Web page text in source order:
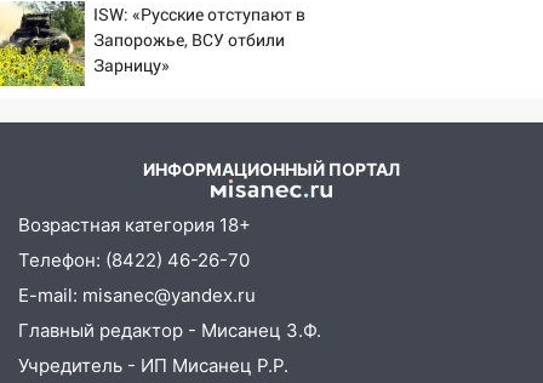
09:10
Соцсети: на Московском шоссе в
Ульяновске произошла авария
08:02
диспансеризации у 26-летнего парня
Прохладная ночь и ветреный
день: прогноз погоды в Ульяновске 10
августа
06:00 Как разрушительный ураган,
потопы и падающие деревья
парализовали Ульяновскую область: ЧП
за выходные
Нижнекамске 10/08/2026
– Новости
ISW: «Русские отступают в
Запорожье, ВСУ отбили
Зарницу»
ИНФОРМАЦИОННЫЙ ПОРТАЛ
Возрастная категория 18+
Телефон: (8422) 46-26-70
E-mail: misanec@yandex.ru
Главный редактор - Мисанец З.Ф.
Учредитель - ИП Мисанец Р.Р.